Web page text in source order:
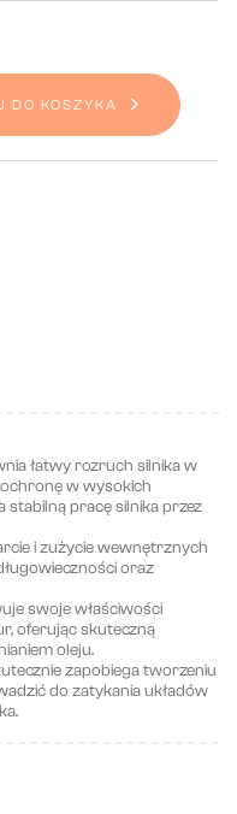
DO KOSZYKA
łatwy rozruch silnika w
w wysokich
pracę silnika przez
i zużycie wewnętrznych
oraz
swoje właściwości
oferując skuteczną
oleju.
zapobiega tworzeniu
do zatykania układów